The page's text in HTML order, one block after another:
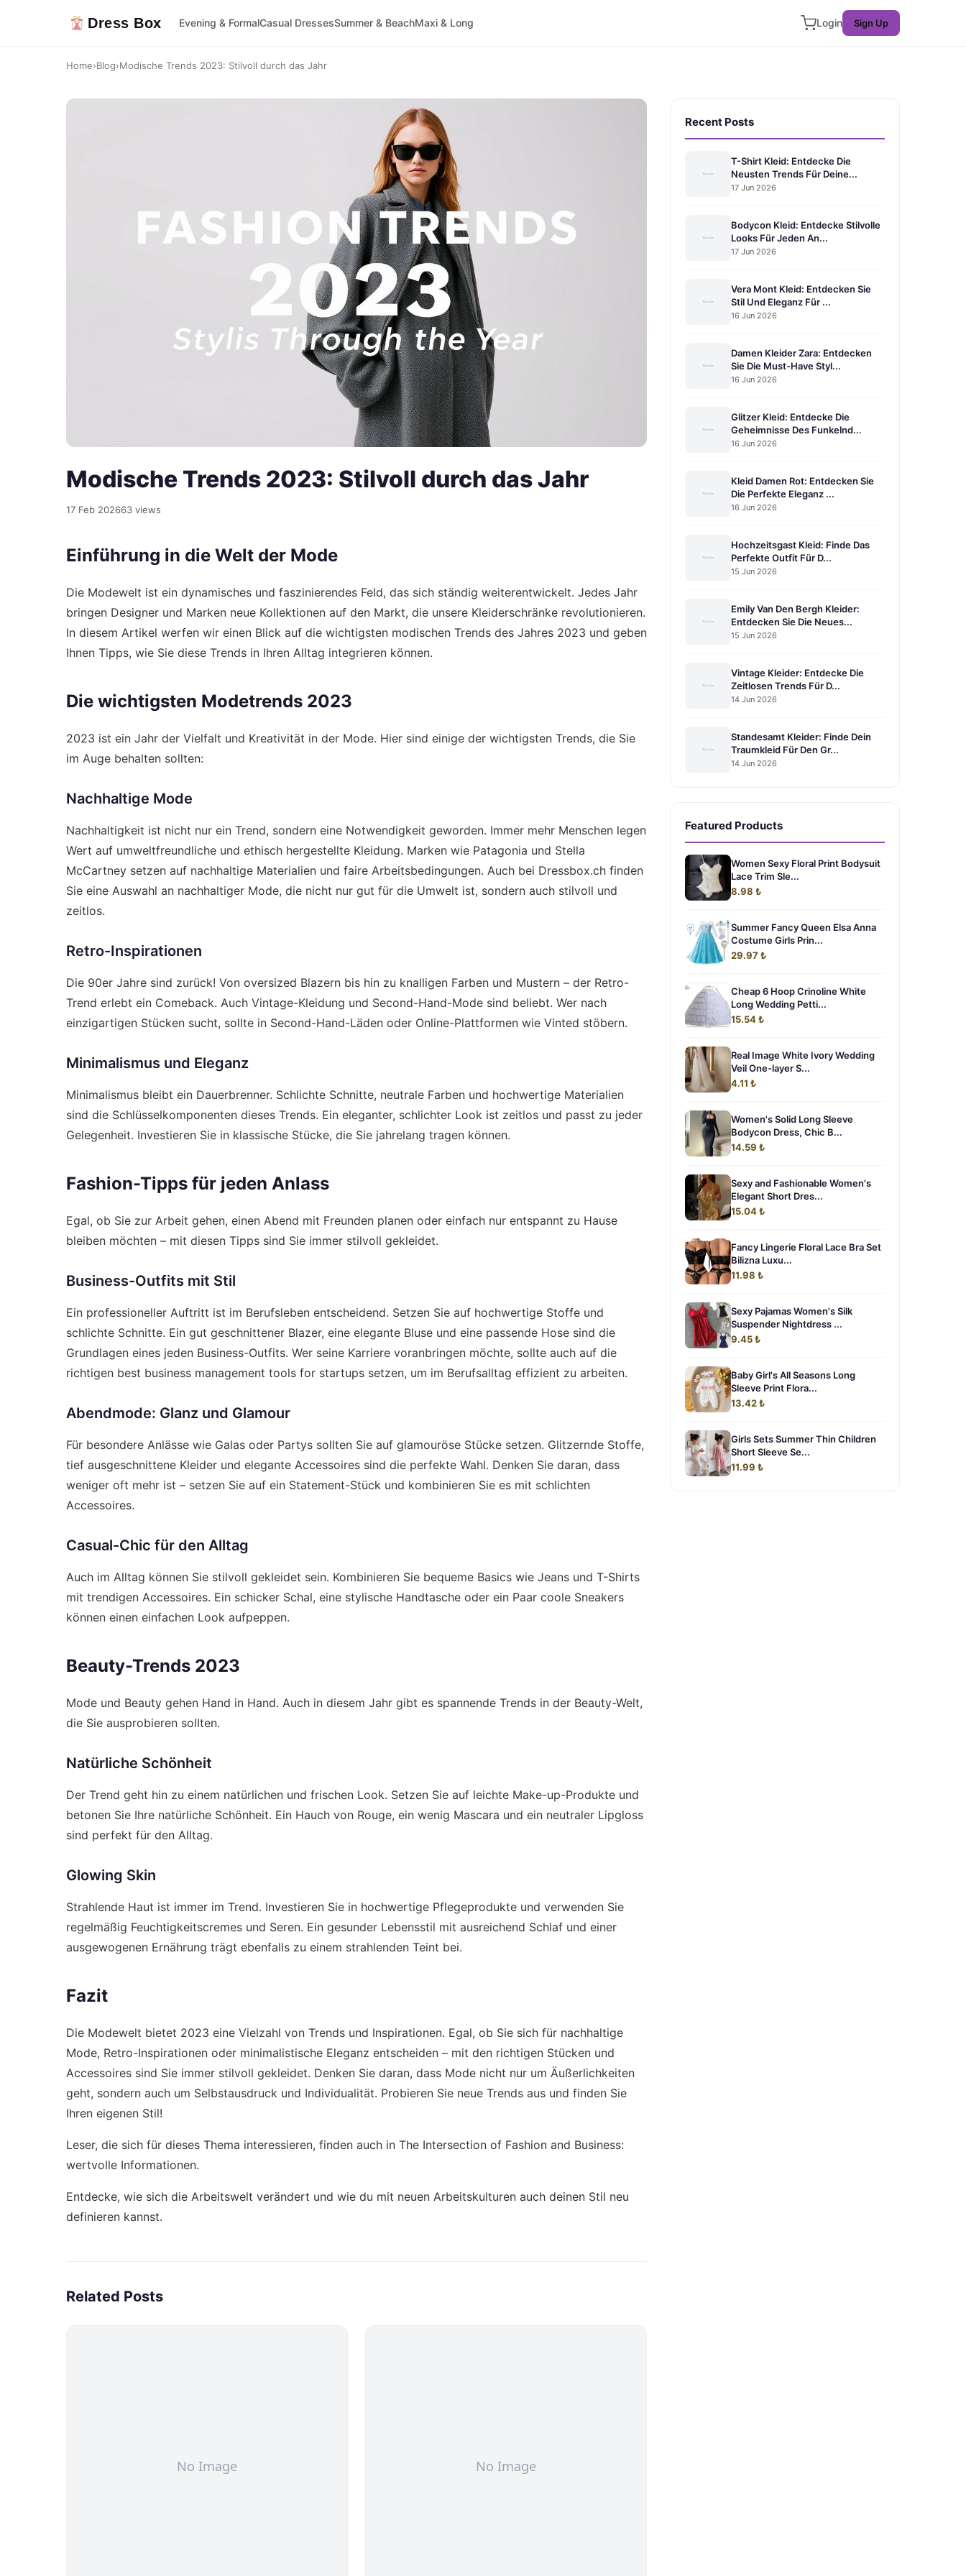
Dress Box Evening & FormalCasual DressesSummer & BeachMaxi & Long Login Sign Up
Home›Blog›Modische Trends 2023: Stilvoll durch das Jahr
Modische Trends 2023: Stilvoll durch das Jahr
17 Feb 202663 views
Einführung in die Welt der Mode
Die Modewelt ist ein dynamisches und faszinierendes Feld, das sich ständig weiterentwickelt. Jedes Jahr
bringen Designer und Marken neue Kollektionen auf den Markt, die unsere Kleiderschränke revolutionieren.
In diesem Artikel werfen wir einen Blick auf die wichtigsten modischen Trends des Jahres 2023 und geben
Ihnen Tipps, wie Sie diese Trends in Ihren Alltag integrieren können.
Die wichtigsten Modetrends 2023
2023 ist ein Jahr der Vielfalt und Kreativität in der Mode. Hier sind einige der wichtigsten Trends, die Sie
im Auge behalten sollten:
Nachhaltige Mode
Nachhaltigkeit ist nicht nur ein Trend, sondern eine Notwendigkeit geworden. Immer mehr Menschen legen
Wert auf umweltfreundliche und ethisch hergestellte Kleidung. Marken wie Patagonia und Stella
McCartney setzen auf nachhaltige Materialien und faire Arbeitsbedingungen. Auch bei Dressbox.ch finden
Sie eine Auswahl an nachhaltiger Mode, die nicht nur gut für die Umwelt ist, sondern auch stilvoll und
zeitlos.
Retro-Inspirationen
Die 90er Jahre sind zurück! Von oversized Blazern bis hin zu knalligen Farben und Mustern – der Retro-
Trend erlebt ein Comeback. Auch Vintage-Kleidung und Second-Hand-Mode sind beliebt. Wer nach
einzigartigen Stücken sucht, sollte in Second-Hand-Läden oder Online-Plattformen wie Vinted stöbern.
Minimalismus und Eleganz
Minimalismus bleibt ein Dauerbrenner. Schlichte Schnitte, neutrale Farben und hochwertige Materialien
sind die Schlüsselkomponenten dieses Trends. Ein eleganter, schlichter Look ist zeitlos und passt zu jeder
Gelegenheit. Investieren Sie in klassische Stücke, die Sie jahrelang tragen können.
Fashion-Tipps für jeden Anlass
Egal, ob Sie zur Arbeit gehen, einen Abend mit Freunden planen oder einfach nur entspannt zu Hause
bleiben möchten – mit diesen Tipps sind Sie immer stilvoll gekleidet.
Business-Outfits mit Stil
Ein professioneller Auftritt ist im Berufsleben entscheidend. Setzen Sie auf hochwertige Stoffe und
schlichte Schnitte. Ein gut geschnittener Blazer, eine elegante Bluse und eine passende Hose sind die
Grundlagen eines jeden Business-Outfits. Wer seine Karriere voranbringen möchte, sollte auch auf die
richtigen best business management tools for startups setzen, um im Berufsalltag effizient zu arbeiten.
Abendmode: Glanz und Glamour
Für besondere Anlässe wie Galas oder Partys sollten Sie auf glamouröse Stücke setzen. Glitzernde Stoffe,
tief ausgeschnittene Kleider und elegante Accessoires sind die perfekte Wahl. Denken Sie daran, dass
weniger oft mehr ist – setzen Sie auf ein Statement-Stück und kombinieren Sie es mit schlichten
Accessoires.
Casual-Chic für den Alltag
Auch im Alltag können Sie stilvoll gekleidet sein. Kombinieren Sie bequeme Basics wie Jeans und T-Shirts
mit trendigen Accessoires. Ein schicker Schal, eine stylische Handtasche oder ein Paar coole Sneakers
können einen einfachen Look aufpeppen.
Beauty-Trends 2023
Mode und Beauty gehen Hand in Hand. Auch in diesem Jahr gibt es spannende Trends in der Beauty-Welt,
die Sie ausprobieren sollten.
Natürliche Schönheit
Der Trend geht hin zu einem natürlichen und frischen Look. Setzen Sie auf leichte Make-up-Produkte und
betonen Sie Ihre natürliche Schönheit. Ein Hauch von Rouge, ein wenig Mascara und ein neutraler Lipgloss
sind perfekt für den Alltag.
Glowing Skin
Strahlende Haut ist immer im Trend. Investieren Sie in hochwertige Pflegeprodukte und verwenden Sie
regelmäßig Feuchtigkeitscremes und Seren. Ein gesunder Lebensstil mit ausreichend Schlaf und einer
ausgewogenen Ernährung trägt ebenfalls zu einem strahlenden Teint bei.
Fazit
Die Modewelt bietet 2023 eine Vielzahl von Trends und Inspirationen. Egal, ob Sie sich für nachhaltige
Mode, Retro-Inspirationen oder minimalistische Eleganz entscheiden – mit den richtigen Stücken und
Accessoires sind Sie immer stilvoll gekleidet. Denken Sie daran, dass Mode nicht nur um Äußerlichkeiten
geht, sondern auch um Selbstausdruck und Individualität. Probieren Sie neue Trends aus und finden Sie
Ihren eigenen Stil!
Leser, die sich für dieses Thema interessieren, finden auch in The Intersection of Fashion and Business:
wertvolle Informationen.
Entdecke, wie sich die Arbeitswelt verändert und wie du mit neuen Arbeitskulturen auch deinen Stil neu
definieren kannst.
Related Posts
Recent Posts
T-Shirt Kleid: Entdecke Die
Neusten Trends Für Deine...
17 Jun 2026
Bodycon Kleid: Entdecke Stilvolle
Looks Für Jeden An...
17 Jun 2026
Vera Mont Kleid: Entdecken Sie
Stil Und Eleganz Für ...
16 Jun 2026
Damen Kleider Zara: Entdecken
Sie Die Must-Have Styl...
16 Jun 2026
Glitzer Kleid: Entdecke Die
Geheimnisse Des Funkelnd...
16 Jun 2026
Kleid Damen Rot: Entdecken Sie
Die Perfekte Eleganz ...
16 Jun 2026
Hochzeitsgast Kleid: Finde Das
Perfekte Outfit Für D...
15 Jun 2026
Emily Van Den Bergh Kleider:
Entdecken Sie Die Neues...
15 Jun 2026
Vintage Kleider: Entdecke Die
Zeitlosen Trends Für D...
14 Jun 2026
Standesamt Kleider: Finde Dein
Traumkleid Für Den Gr...
14 Jun 2026
Featured Products
Women Sexy Floral Print Bodysuit
Lace Trim Sle...
8.98 ₺
Summer Fancy Queen Elsa Anna
Costume Girls Prin...
29.97 ₺
Cheap 6 Hoop Crinoline White
Long Wedding Petti...
15.54 ₺
Real Image White Ivory Wedding
Veil One-layer S...
4.11 ₺
Women's Solid Long Sleeve
Bodycon Dress, Chic B...
14.59 ₺
Sexy and Fashionable Women's
Elegant Short Dres...
15.04 ₺
Fancy Lingerie Floral Lace Bra Set
Bilizna Luxu...
11.98 ₺
Sexy Pajamas Women's Silk
Suspender Nightdress ...
9.45 ₺
Baby Girl's All Seasons Long
Sleeve Print Flora...
13.42 ₺
Girls Sets Summer Thin Children
Short Sleeve Se...
11.99 ₺